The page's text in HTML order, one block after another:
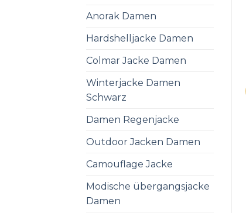
Anorak Damen
Hardshelljacke Damen
Colmar Jacke Damen
Winterjacke Damen
Schwarz
Damen Regenjacke
Outdoor Jacken Damen
Camouflage Jacke
Modische übergangsjacke
Damen